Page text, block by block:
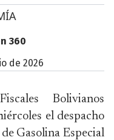
360
de 2026
Bolivianos
el despacho
Gasolina Especial